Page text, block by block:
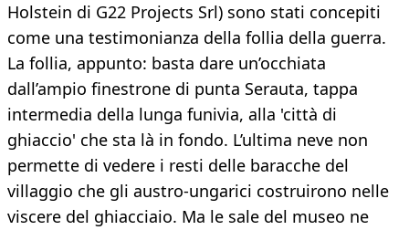
Holstein di G22 Projects Srl) sono stati concepiti
come una testimonianza della follia della guerra.
La follia, appunto: basta dare un’occhiata
dall’ampio finestrone di punta Serauta, tappa
intermedia della lunga funivia, alla 'città di
ghiaccio' che sta là in fondo. L’ultima neve non
permette di vedere i resti delle baracche del
villaggio che gli austro-ungarici costruirono nelle
viscere del ghiacciaio. Ma le sale del museo ne